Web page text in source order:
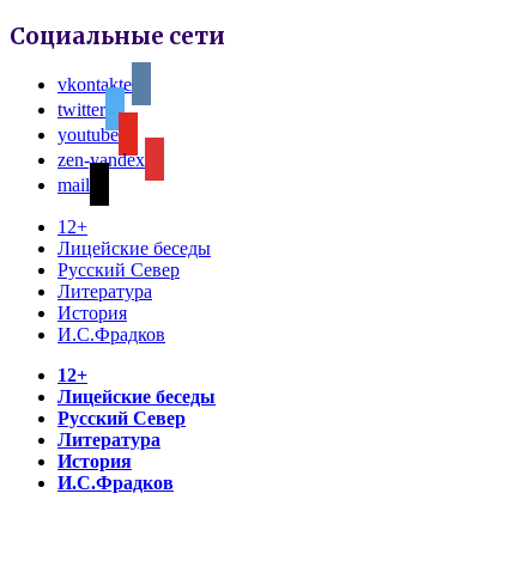
Социальные сети
vkontakte
twitter
youtube
zen-yandex
mail
12+
Лицейские беседы
Русский Север
Литература
История
И.С.Фрадков
12+
Лицейские беседы
Русский Север
Литература
История
И.С.Фрадков